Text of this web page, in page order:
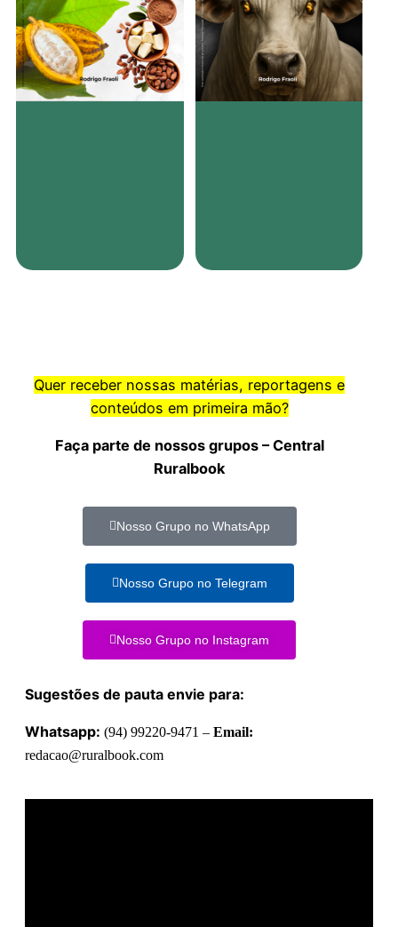
Quer receber nossas matérias, reportagens e
conteúdos em primeira mão?
Faça parte de nossos grupos – Central
Ruralbook
Nosso Grupo no WhatsApp
Nosso Grupo no Telegram
Nosso Grupo no Instagram
Sugestões de pauta envie para:
Whatsapp: (94) 99220-9471 – Email:
redacao@ruralbook.com